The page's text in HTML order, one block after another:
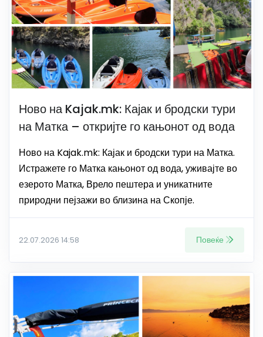
Ново на Kajak.mk: Кајак и бродски тури
на Матка – откријте го кањонот од вода
Ново на Kajak.mk: Кајак и бродски тури на Матка.
Истражете го Матка кањонот од вода, уживајте во
езерото Матка, Врело пештера и уникатните
природни пејзажи во близина на Скопје.
22.07.2026 14:58 Повеќе